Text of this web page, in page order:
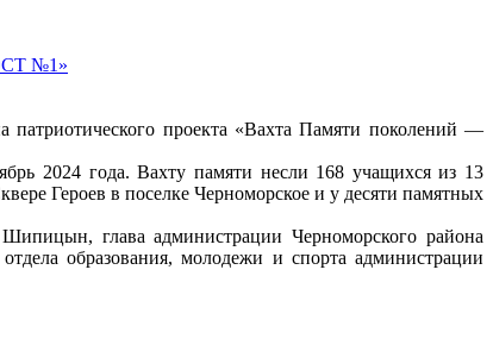
патриотического проекта «Вахта Памяти поколений —
2024 года. Вахту памяти несли 168 учащихся из 13
Героев в поселке Черноморское и у десяти памятных
глава администрации Черноморского района
образования, молодежи и спорта администрации